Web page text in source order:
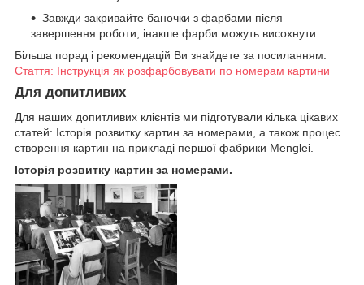
Завжди закривайте баночки з фарбами після
завершення роботи, інакше фарби можуть висохнути.
Більша порад і рекомендацій Ви знайдете за посиланням:
Стаття: Інструкція як розфарбовувати по номерам картини
Для допитливих
Для наших допитливих клієнтів ми підготували кілька цікавих
статей: Історія розвитку картин за номерами, а також процес
створення картин на прикладі першої фабрики Menglei.
Історія розвитку картин за номерами.